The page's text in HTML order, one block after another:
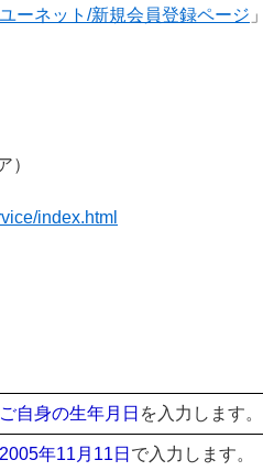
ーネット/新規会員登録ページ
）
index.html
ご自身の生年月日 を入力します。
2005年11月11日 で入力します。